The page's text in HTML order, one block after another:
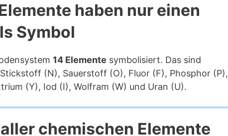
haben nur einen
Symbol
14 Elemente symbolisiert. Das sind
(N), Sauerstoff (O), Fluor (F), Phosphor (P),
(Y), Iod (I), Wolfram (W) und Uran (U).
chemischen Elemente